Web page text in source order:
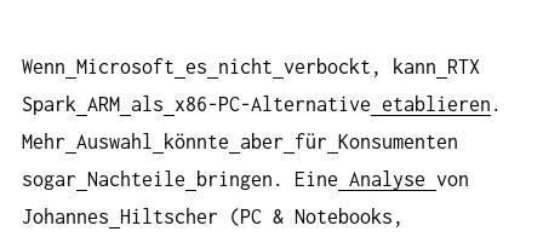
Wenn Microsoft es nicht verbockt, kann
RTX
Spark ARM als x86-PC-Alternative etablieren .
Mehr Auswahl könnte aber für Konsumenten
sogar Nachteile bringen. Eine Analyse von
Johannes Hiltscher (PC & Notebooks,